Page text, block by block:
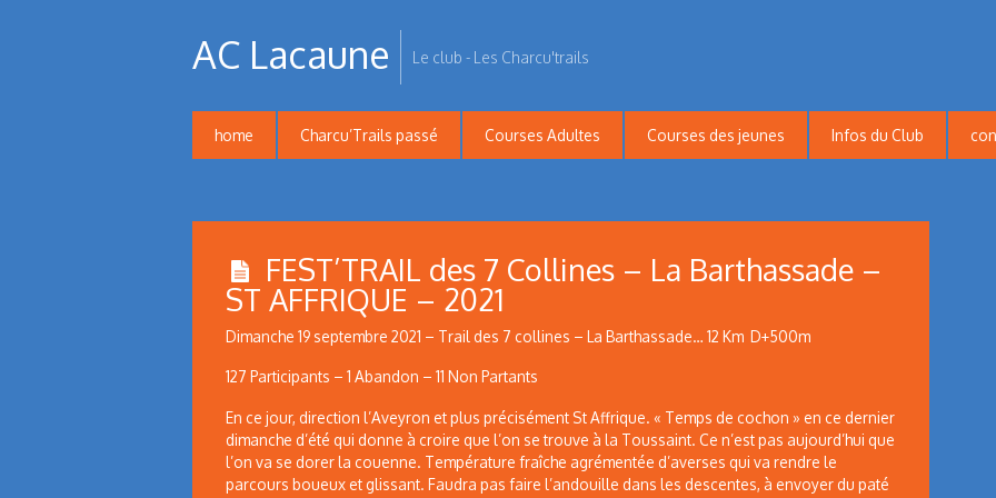
AC Lacaune Le club - Les Charcu'trails
home Charcu’Trails passé Courses Adultes Courses des jeunes Infos du Club
FEST’TRAIL des 7 Collines – La Barthassade –
ST AFFRIQUE – 2021
Dimanche 19 septembre 2021 – Trail des 7 collines – La Barthassade… 12 Km D+500m
127 Participants – 1 Abandon – 11 Non Partants
En ce jour, direction l’Aveyron et plus précisément St Affrique. « Temps de cochon » en ce dernier
dimanche d’été qui donne à croire que l’on se trouve à la Toussaint. Ce n’est pas aujourd’hui que
l’on va se dorer la couenne. Température fraîche agrémentée d’averses qui va rendre le
parcours boueux et glissant. Faudra pas faire l’andouille dans les descentes, à envoyer du paté